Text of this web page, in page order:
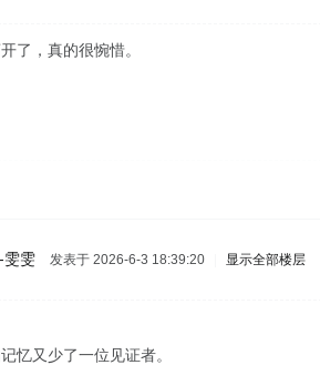
了，真的很惋惜。
雯雯 发表于 2026-6-3 18:39:20 显示全部楼层
忆又少了一位见证者。